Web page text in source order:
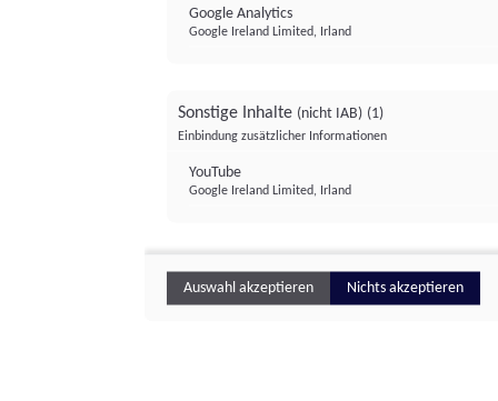
Google Analytics
Google Ireland Limited, Irland
Sonstige Inhalte (nicht IAB) (1)
Einbindung zusätzlicher Informationen
YouTube
Google Ireland Limited, Irland
Auswahl akzeptieren Nichts akzeptieren